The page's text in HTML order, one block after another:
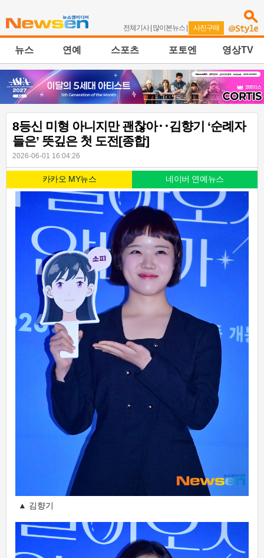
전체기사| 많이본뉴스 | 사진구매
뉴스 연예 스포츠 포토엔 영상TV
8등신 미형 아니지만 괜찮아‥김향기 ‘순례자
들은’ 뜻깊은 첫 도전[종합]
2026-06-01 16:04:26
카카오 MY뉴스 네이버 연예뉴스
▲ 김향기